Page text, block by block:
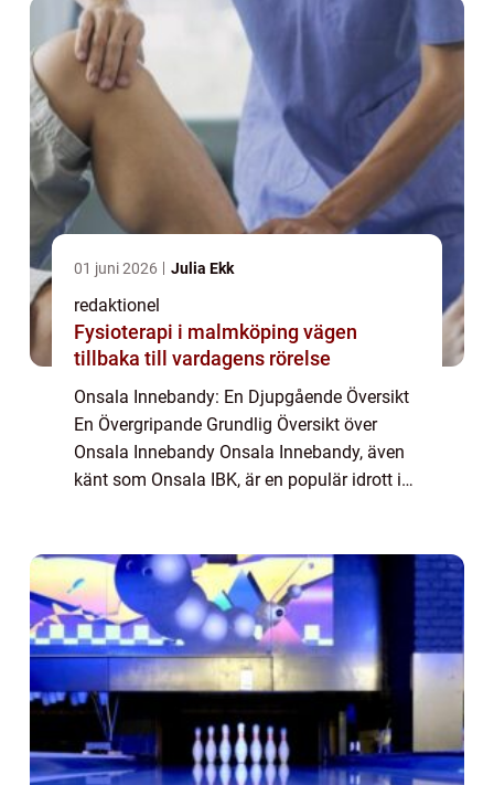
01 juni 2026 Julia Ekk
redaktionel
Fysioterapi i malmköping vägen
tillbaka till vardagens rörelse
Onsala Innebandy: En Djupgående Översikt
En Övergripande Grundlig Översikt över
Onsala Innebandy Onsala Innebandy, även
känt som Onsala IBK, är en populär idrott i
spor...